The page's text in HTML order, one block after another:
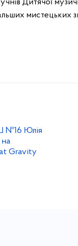
Дитячої
мистецьких
№16 Юлія
Gravity